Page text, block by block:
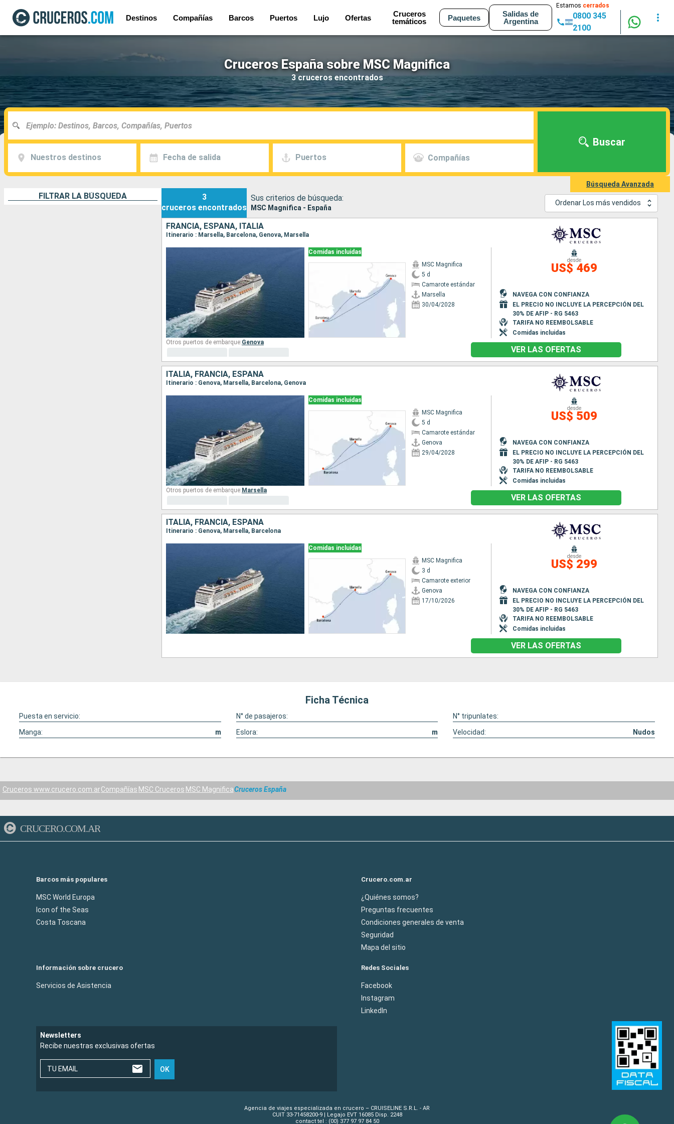
Destinos Compañías Barcos Puertos Lujo Ofertas
Cruceros
temáticos
Paquetes
Salidas de
Argentina
Estamos cerrados
0800 345
2100
Cruceros España sobre MSC Magnifica
3 cruceros encontrados
Nuestros destinos Fecha de salida Puertos Compañías
Buscar
Búsqueda Avanzada
FILTRAR LA BÚSQUEDA
3
cruceros encontrados
Sus criterios de búsqueda:
MSC Magnifica - España
Ordenar Los más vendidos
FRANCIA, ESPAÑA, ITALIA
Itinerario : Marsella, Barcelona, Genova, Marsella
Comidas incluidas
MSC Magnifica
5 d
Camarote estándar
Marsella
30/04/2028
desde
US$ 469
NAVEGA CON CONFIANZA
EL PRECIO NO INCLUYE LA PERCEPCIÓN DEL
30% DE AFIP - RG 5463
TARIFA NO REEMBOLSABLE
Comidas incluidas
Otros puertos de embarque:Genova
VER LAS OFERTAS
ITALIA, FRANCIA, ESPAÑA
Itinerario : Genova, Marsella, Barcelona, Genova
Comidas incluidas
MSC Magnifica
5 d
Camarote estándar
Genova
29/04/2028
desde
US$ 509
NAVEGA CON CONFIANZA
EL PRECIO NO INCLUYE LA PERCEPCIÓN DEL
30% DE AFIP - RG 5463
TARIFA NO REEMBOLSABLE
Comidas incluidas
Otros puertos de embarque: Marsella
VER LAS OFERTAS
ITALIA, FRANCIA, ESPAÑA
Itinerario : Genova, Marsella, Barcelona
Comidas incluidas
MSC Magnifica
3 d
Camarote exterior
Genova
17/10/2026
desde
US$ 299
NAVEGA CON CONFIANZA
EL PRECIO NO INCLUYE LA PERCEPCIÓN DEL
30% DE AFIP - RG 5463
TARIFA NO REEMBOLSABLE
Comidas incluidas
VER LAS OFERTAS
Ficha Técnica
Puesta en servicio: N° de pasajeros:
N° tripunlates:
Manga:
m Eslora: m Velocidad: Nudos
Cruceros www.crucero.com.arCompañías MSC Cruceros MSC MagnificaCruceros España
CRUCERO.COM.AR
Barcos más populares
MSC World Europa
Icon of the Seas
Costa Toscana
Crucero.com.ar
¿Quiénes somos?
Preguntas frecuentes
Condiciones generales de venta
Seguridad
Mapa del sitio
Información sobre crucero
Servicios de Asistencia
Redes Sociales
Facebook
Instagram
LinkedIn
Newsletters
Recibe nuestras exclusivas ofertas
TU EMAIL OK
Agencia de viajes especializada en crucero – CRUISELINE S.R.L. - AR
CUIT 33-71458200-9 | Legajo EVT 16085 Disp. 2248
contact tel : (00) 377 97 97 84 50